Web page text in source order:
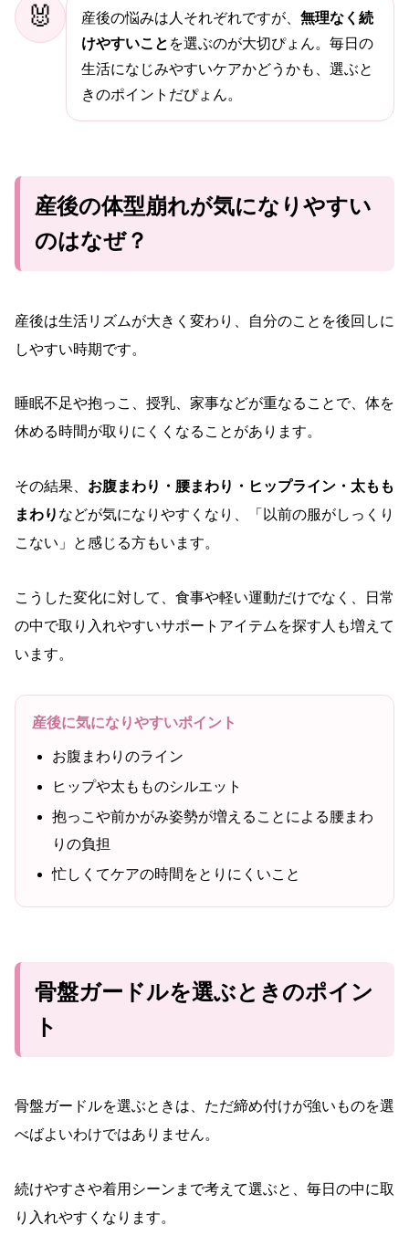
🐰 産後の悩みは人それぞれですが、 無理なく続
けやすいこと を選ぶのが大切ぴょん。毎日の
生活になじみやすいケアかどうかも、選ぶと
きのポイントだぴょん。
産後の体型崩れが気になりやすい
のはなぜ？
産後は生活リズムが大きく変わり、自分のことを後回しに
しやすい時期です。
睡眠不足や抱っこ、授乳、家事などが重なることで、体を
休める時間が取りにくくなることがあります。
その結果、 お腹まわり・腰まわり・ヒップライン・太もも
まわり などが気になりやすくなり、「以前の服がしっくり
こない」と感じる方もいます。
こうした変化に対して、食事や軽い運動だけでなく、日常
の中で取り入れやすいサポートアイテムを探す人も増えて
います。
産後に気になりやすいポイント
お腹まわりのライン
ヒップや太もものシルエット
抱っこや前かがみ姿勢が増えることによる腰まわ
りの負担
忙しくてケアの時間をとりにくいこと
骨盤ガードルを選ぶときのポイン
ト
骨盤ガードルを選ぶときは、ただ締め付けが強いものを選
べばよいわけではありません。
続けやすさや着用シーンまで考えて選ぶと、毎日の中に取
り入れやすくなります。